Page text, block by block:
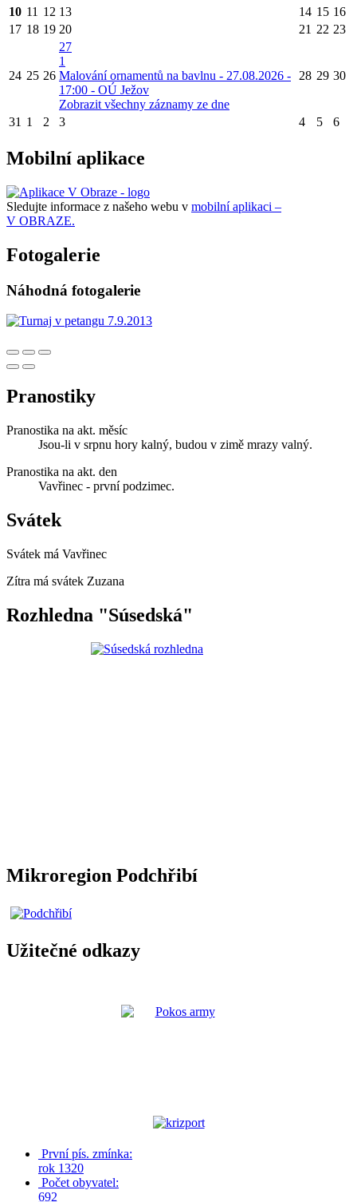
10 11 12 13 14 15 16
17 18 19 20 21 22 23
24 25 26
27
1
Malování ornamentů na bavlnu - 27.08.2026 -
17:00 - OÚ Ježov
Zobrazit všechny záznamy ze dne
28 29 30
31 1 2 3 4 5 6
Mobilní aplikace
Sledujte informace z našeho webu v mobilní aplikaci –
V OBRAZE.
Fotogalerie
Náhodná fotogalerie
Pranostiky
Pranostika na akt. měsíc
Jsou-li v srpnu hory kalný, budou v zimě mrazy valný.
Pranostika na akt. den
Vavřinec - první podzimec.
Svátek
Svátek má Vavřinec
Zítra má svátek Zuzana
Rozhledna "Súsedská"
Mikroregion Podchřibí
Užitečné odkazy
První pís. zmínka:
rok 1320
Počet obyvatel:
692